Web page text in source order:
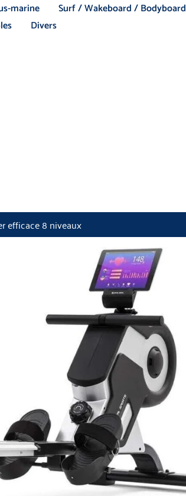
marine Surf / Wakeboard / Bodyboard
Divers
efficace 8 niveaux